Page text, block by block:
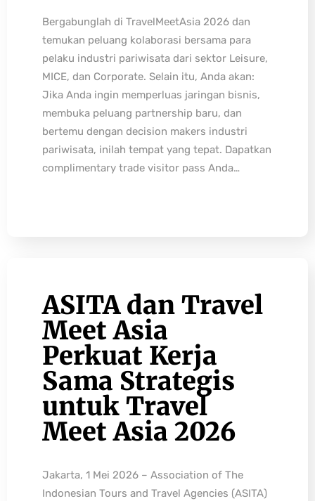
Bergabunglah di TravelMeetAsia 2026 dan
temukan peluang kolaborasi bersama para
pelaku industri pariwisata dari sektor Leisure,
MICE, dan Corporate. Selain itu, Anda akan:
Jika Anda ingin memperluas jaringan bisnis,
membuka peluang partnership baru, dan
bertemu dengan decision makers industri
pariwisata, inilah tempat yang tepat. Dapatkan
complimentary trade visitor pass Anda…
ASITA dan Travel
Meet Asia
Perkuat Kerja
Sama Strategis
untuk Travel
Meet Asia 2026
Jakarta, 1 Mei 2026 – Association of The
Indonesian Tours and Travel Agencies (ASITA)